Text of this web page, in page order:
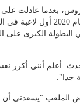
بعدما عادلت على
إنجاز الأرجنتينية ناديا بودوروسكا التي أصبحت عام 2020
البطولة الكبرى على
أعلم أنني أكرر
جدا".
الملعب "يسعدني أن